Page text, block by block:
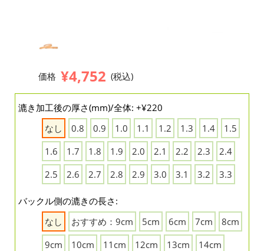
価格 ¥4,752 (税込)
漉き加工後の厚さ(mm)/全体: +¥220
なし
0.8 0.9 1.0 1.1 1.2 1.3 1.4
1.5
1.6
1.7 1.8 1.9 2.0 2.1 2.2 2.3
2.4
2.5
2.6 2.7 2.8 2.9 3.0 3.1 3.2 3.3
バックル側の漉きの長さ:
なし
おすすめ：9cm 5cm 6cm 7cm
8cm
9cm
10cm 11cm 12cm 13cm
14cm